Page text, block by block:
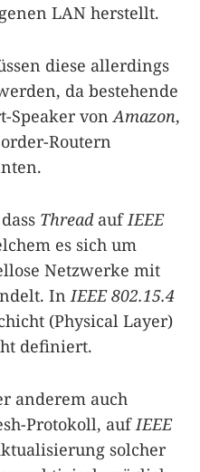
LAN herstellt.
diese allerdings
da bestehende
Speaker von Amazon,
Routern
Threadauf IEEE
es sich um
Netzwerke mit
In IEEE 802.15.4
(Physical Layer)
definiert.
anderem auch
Protokoll, auf IEEE
solcher